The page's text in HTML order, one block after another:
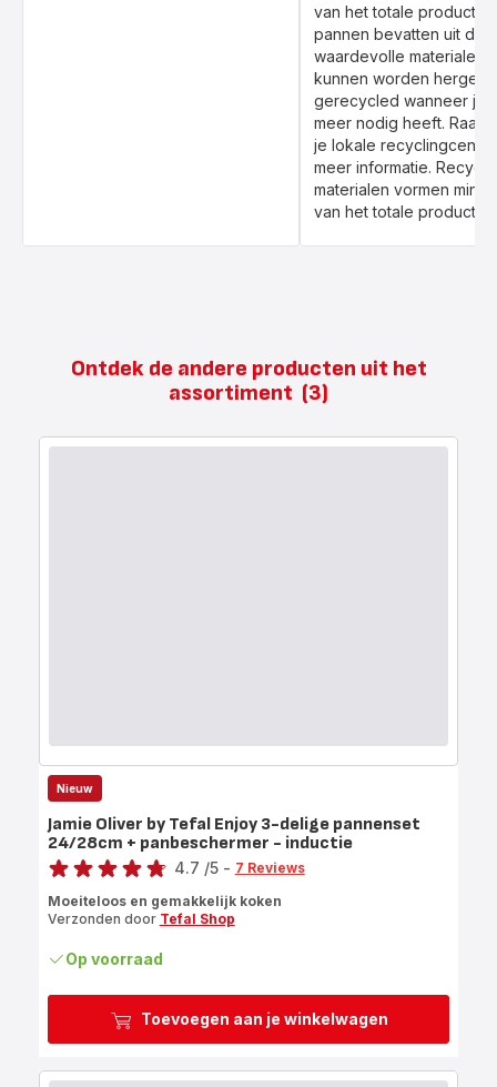
van het totale product.
pannen bevatten uit
waardevolle materialen
kunnen worden
gerecycled wanneer je
meer nodig heeft.
je lokale
meer informatie.
materialen vormen
van het totale product.
Ontdek de andere producten uit het
assortiment (3)
Toevoegen aan je winkelwagen
Nieuw
Jamie Oliver by Tefal Enjoy 3-delige pannenset
24/28cm + panbeschermer - inductie
Score
4.7 /5 - 7 Reviews
Moeiteloos en gemakkelijk koken
Verzonden door Tefal Shop
Op voorraad